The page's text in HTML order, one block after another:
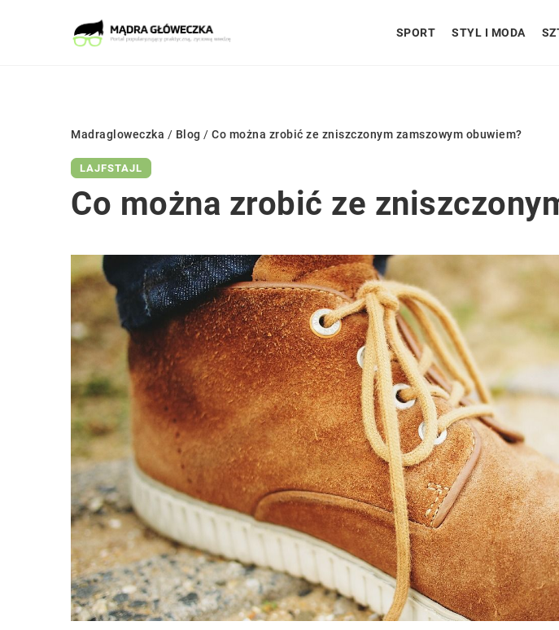
SPORT STYL I MODA
Madragloweczka / Blog / Co można zrobić ze zniszczonym zamszowym obuwiem?
LAJFSTAJL
Co można zrobić ze